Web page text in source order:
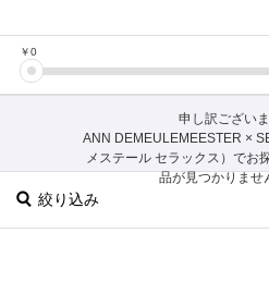
￥0
申し訳ございま
ANN DEMEULEMEESTER ×
メステール セラックス）でお
品が見つかりませ
絞り込み